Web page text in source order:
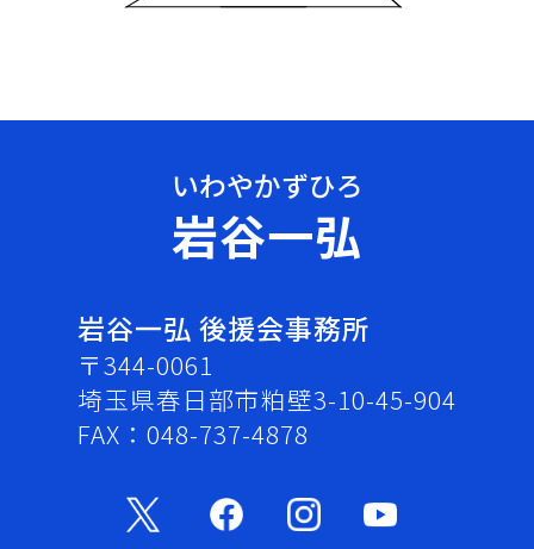
岩谷一弘
岩谷一弘 後援会事務所
〒344-0061
埼玉県春日部市粕壁3-10-45-904
FAX：048-737-4878